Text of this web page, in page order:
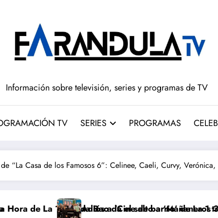
Información sobre televisión, series y programas de TV
TV SERIES PROGRAMAS
“La Casa de los Famosos 6”: Celinee, Caeli, Curvy,
Aida Bao da el salto a ‘Mañaneros 360’
Adiós a ‘Cine de barrio’ de La 1 tras 30 años: